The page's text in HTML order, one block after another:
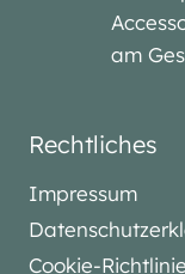
am
Rechtliches
Impressum
Cookie-